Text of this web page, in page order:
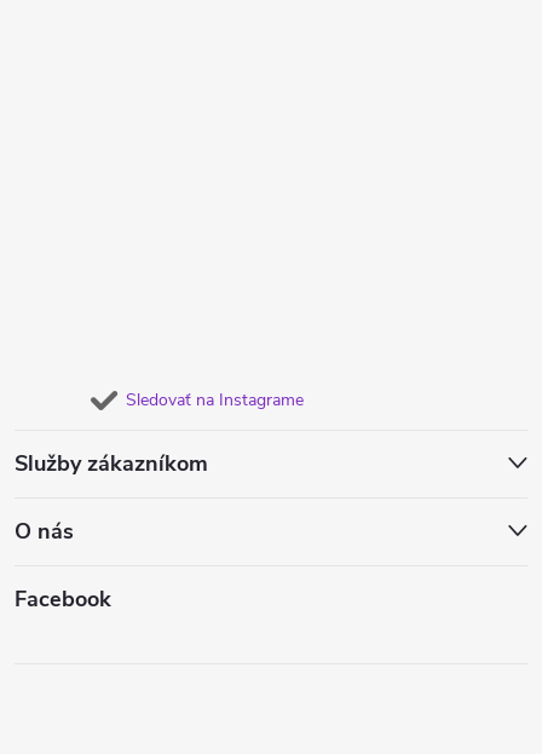
Sledovať na Instagrame
Služby zákazníkom
O nás
Facebook